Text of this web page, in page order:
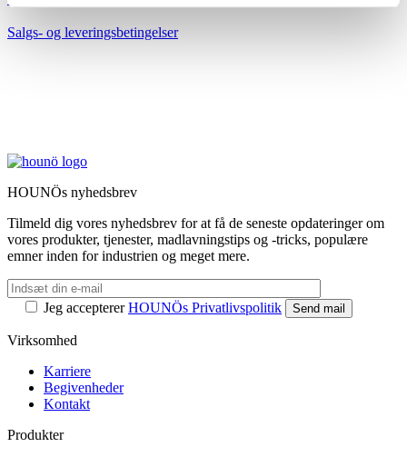
Salgs- og leveringsbetingelser
HOUNÖs nyhedsbrev
Tilmeld dig vores nyhedsbrev for at få de seneste opdateringer om
vores produkter, tjenester, madlavningstips og -tricks, populære
emner inden for industrien og meget mere.
Jeg acceptererHOUNÖs Privatlivspolitik
Virksomhed
Karriere
Begivenheder
Kontakt
Produkter